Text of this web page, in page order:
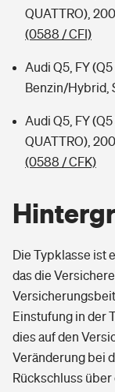
QUATTRO),
(0588 / CFI)
Audi Q5, FY
Benzin/Hybrid,
Audi Q5, FY
QUATTRO),
(0588 / CFK)
Die Typklasse ist
das die
Einstufung in der
dies auf den
Veränderung bei
Rückschluss